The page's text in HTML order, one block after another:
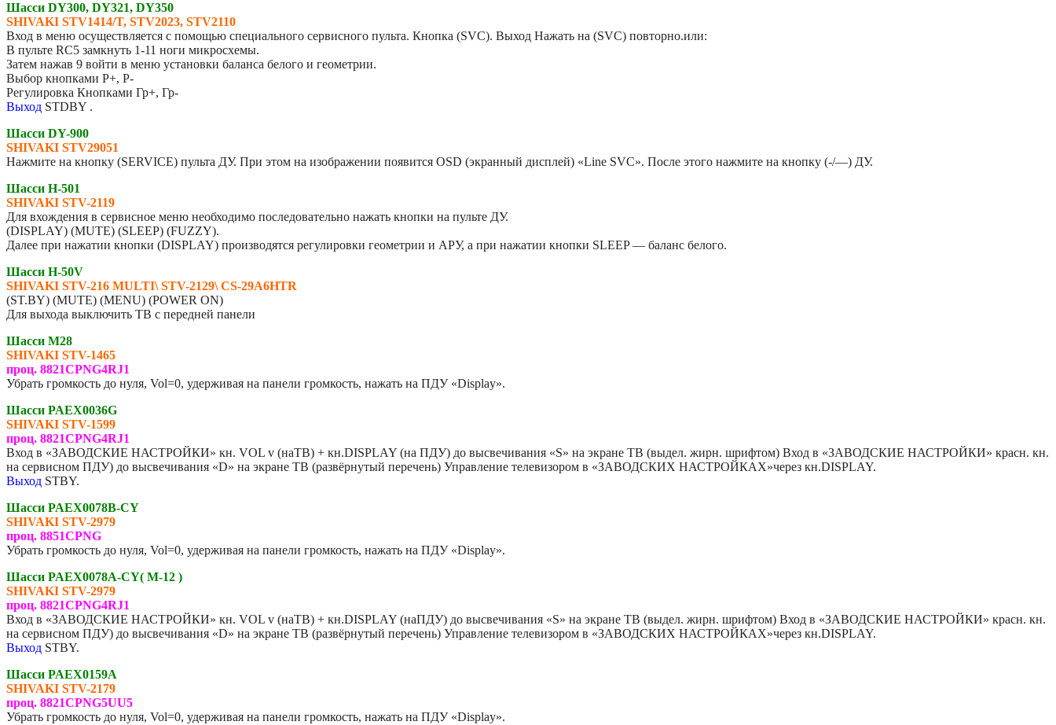
Шасси DY300, DY321, DY350
SHIVAKI STV1414/T, STV2023, STV2110
Вход в меню осуществляется с помощью специального сервисного пульта. Кнопка (SVC). Выход Нажать на (SVC) повторно.или:
В пульте RC5 замкнуть 1-11 ноги микросхемы.
Затем нажав 9 войти в меню установки баланса белого и геометрии.
Выбор кнопками Р+, Р-
Регулировка Кнопками Гр+, Гр-
Выход STDBY .
Шасси DY-900
SHIVAKI STV29051
Нажмите на кнопку (SERVICE) пульта ДУ. При этом на изображении появится OSD (экранный дисплей) «Line SVC». После этого нажмите на кнопку (-/—) ДУ.
Шасси H-501
SHIVAKI STV-2119
Для вхождения в сервисное меню необходимо последовательно нажать кнопки на пульте ДУ.
(DISPLAY) (MUTE) (SLEEP) (FUZZY).
Далее при нажатии кнопки (DISPLAY) производятся регулировки геометрии и АРУ, а при нажатии кнопки SLEEP — баланс белого.
Шасси H-50V
SHIVAKI STV-216 MULTI\ STV-2129\ CS-29A6HTR
(ST.BY) (MUTE) (MENU) (POWER ON)
Для выхода выключить ТВ с передней панели
Шасси M28
SHIVAKI STV-1465
проц. 8821CPNG4RJ1
Убрать громкость до нуля, Vol=0, удерживая на панели громкость, нажать на ПДУ «Display».
Шасси PAEX0036G
SHIVAKI STV-1599
проц. 8821CPNG4RJ1
Вход в «ЗАВОДСКИЕ НАСТРОЙКИ» кн. VOL v (наТВ) + кн.DISPLAY (на ПДУ) до высвечивания «S» на экране ТВ (выдел. жирн. шрифтом) Вход в «ЗАВОДСКИЕ НАСТРОЙКИ» красн. кн.
на сервисном ПДУ) до высвечивания «D» на экране ТВ (развёрнутый перечень) Управление телевизором в «ЗАВОДСКИХ НАСТРОЙКАХ»через кн.DISPLAY.
Выход STBY.
Шасси PAEX0078B-CY
SHIVAKI STV-2979
проц. 8851CPNG
Убрать громкость до нуля, Vol=0, удерживая на панели громкость, нажать на ПДУ «Display».
Шасси PAEX0078A-CY( M-12 )
SHIVAKI STV-2979
проц. 8821CPNG4RJ1
Вход в «ЗАВОДСКИЕ НАСТРОЙКИ» кн. VOL v (наТВ) + кн.DISPLAY (наПДУ) до высвечивания «S» на экране ТВ (выдел. жирн. шрифтом) Вход в «ЗАВОДСКИЕ НАСТРОЙКИ» красн. кн.
на сервисном ПДУ) до высвечивания «D» на экране ТВ (развёрнутый перечень) Управление телевизором в «ЗАВОДСКИХ НАСТРОЙКАХ»через кн.DISPLAY.
Выход STBY.
Шасси PAEX0159A
SHIVAKI STV-2179
проц. 8821CPNG5UU5
Убрать громкость до нуля, Vol=0, удерживая на панели громкость, нажать на ПДУ «Display».